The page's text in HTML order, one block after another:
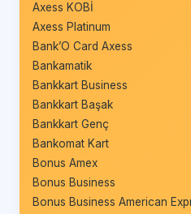
Axess KOBİ
Axess Platinum
Bank’O Card Axess
Bankamatik
Bankkart Business
Bankkart Başak
Bankkart Genç
Bankomat Kart
Bonus Amex
Bonus Business
Bonus Business American